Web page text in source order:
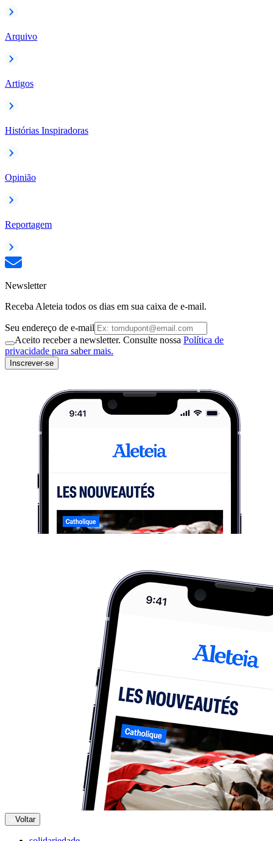
Arquivo
Artigos
Histórias Inspiradoras
Opinião
Reportagem
Newsletter
Receba Aleteia todos os dias em sua caixa de e-mail.
Seu endereço de e-mail
Aceito receber a newsletter. Consulte nossa Política de
privacidade para saber mais.
Inscrever-se
Voltar